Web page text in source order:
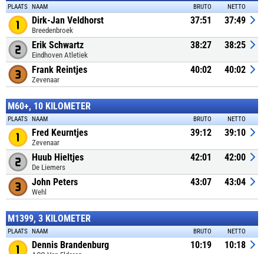
PLAATS NAAM BRUTO NETTO
Dirk-Jan Veldhorst
Breedenbroek
37:51 37:49
Erik Schwartz
Eindhoven Atletiek
38:27 38:25
Frank Reintjes
Zevenaar
40:02 40:02
M60+, 10 KILOMETER
PLAATS NAAM BRUTO NETTO
Fred Keurntjes
Zevenaar
39:12 39:10
Huub Hieltjes
De Liemers
42:01 42:00
John Peters
Wehl
43:07 43:04
M1399, 3 KILOMETER
PLAATS NAAM BRUTO NETTO
Dennis Brandenburg 10:19 10:18